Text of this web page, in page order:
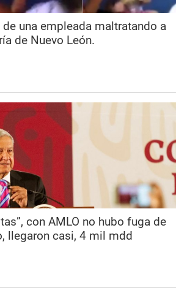
una empleada maltratando a
de Nuevo León.
con AMLO no hubo fuga de
llegaron casi, 4 mil mdd